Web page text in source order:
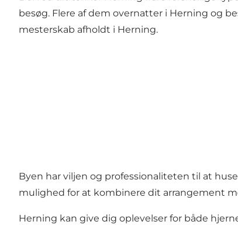
besøg. Flere af dem overnatter i Herning og
mesterskab afholdt i Herning.
Byen har viljen og professionaliteten til at
mulighed for at kombinere dit arrangement
Herning kan give dig oplevelser for både